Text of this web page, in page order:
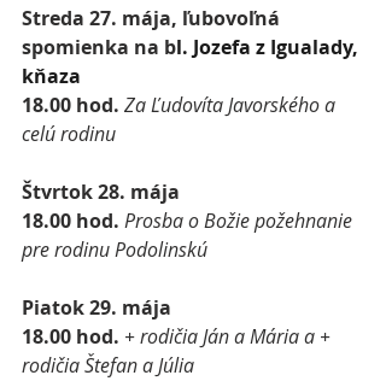
Streda 27. mája, ľubovoľná
spomienka na bl. Jozefa z Igualady,
kňaza
18.00 hod. Za Ľudovíta Javorského a
celú rodinu
Štvrtok 28. mája
18.00 hod. Prosba o Božie požehnanie
pre rodinu Podolinskú
Piatok 29. mája
18.00 hod. + rodičia Ján a Mária a +
rodičia Štefan a Júlia